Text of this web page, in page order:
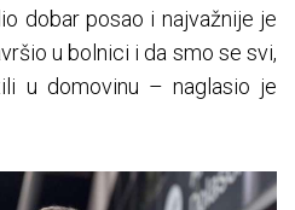
dobar posao i najvažnije je
u bolnici i da smo se svi,
u domovinu – naglasio je